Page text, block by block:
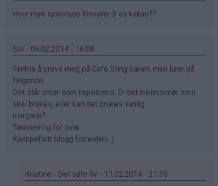
Hvor mye sjokolade tilsvarer 3 ss kakao??
Sol - 06.02.2014 - 16:08
Tenkte å prøve meg på Cafe Sting kaken, men lurer på
følgende:
Det står smør som ingrediens. Er det meierismør som
skal brukes, eller kan det brukes vanlig
margarin?
Takknemlig for svar.
Kjempeflott blogg forresten:-)
Kristine - Det søte liv - 11.02.2014 - 21:35